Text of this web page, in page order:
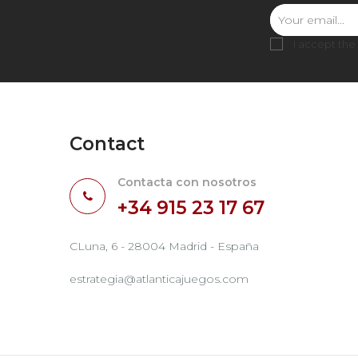
I accept the
Contact
Contacta con nosotros
+34 915 23 17 67
CLuna, 6 - 28004 Madrid - España
estrategia@atlanticajuegos.com